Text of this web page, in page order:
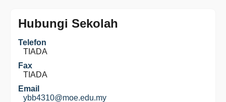
Hubungi Sekolah
Telefon
TIADA
Fax
TIADA
Email
ybb4310@moe.edu.my